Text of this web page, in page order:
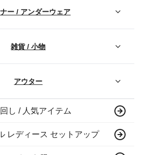
ー / アンダーウェア
雑貨 / 小物
アウター
し / 人気アイテム
レディース セットアップ